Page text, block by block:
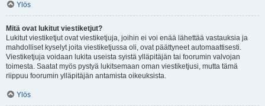
Ylös
Mitä ovat lukitut viestiketjut?
Lukitut viestiketjut ovat viestiketjuja, joihin ei voi enää lähettää vastauksia ja
mahdolliset kyselyt joita viestiketjussa oli, ovat päättyneet automaattisesti.
Viestiketjuja voidaan lukita useista syistä ylläpitäjän tai foorumin valvojan
toimesta. Saatat myös pystyä lukitsemaan oman viestiketjusi, mutta tämä
riippuu foorumin ylläpitäjän antamista oikeuksista.
Ylös